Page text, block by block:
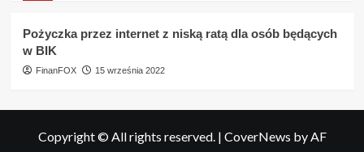
Pożyczka przez internet z niską ratą dla osób będących
w BIK
FinanFOX 15 września 2022
Copyright © All rights reserved. | CoverNews by AF